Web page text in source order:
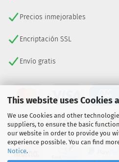
This website uses Cookies
We use Cookies and other
suppliers, to ensure the basic
our website in order to provide you
experience possible. You can find
Notice.
Precios inmejorables
Encriptación SSL
Envío gratis